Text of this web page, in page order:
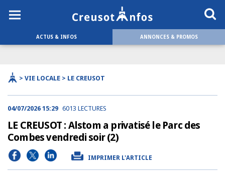
ACTUS & INFOS ANNONCES & PROMOS
> VIE LOCALE > LE CREUSOT
04/07/2026 15:29 6013 LECTURES
LE CREUSOT : Alstom a privatisé le Parc des
Combes vendredi soir (2)
IMPRIMER L'ARTICLE